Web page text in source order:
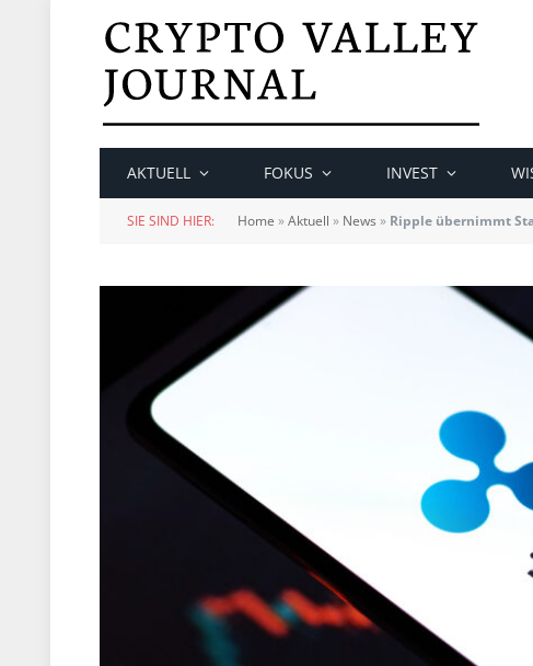
AKTUELL FOKUS INVEST
SIE SIND HIER: Home »Aktuell » News » Ripple übernimmt